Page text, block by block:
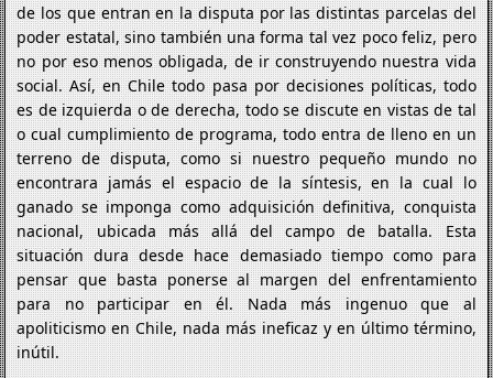
de los que entran en la disputa por las distintas parcelas del
poder estatal, sino también una forma tal vez poco feliz, pero
no por eso menos obligada, de ir construyendo nuestra vida
social. Así, en Chile todo pasa por decisiones políticas, todo
es de izquierda o de derecha, todo se discute en vistas de tal
o cual cumplimiento de programa, todo entra de lleno en un
terreno de disputa, como si nuestro pequeño mundo no
encontrara jamás el espacio de la síntesis, en la cual lo
ganado se imponga como adquisición definitiva, conquista
nacional, ubicada más allá del campo de batalla. Esta
situación dura desde hace demasiado tiempo como para
pensar que basta ponerse al margen del enfrentamiento
para no participar en él. Nada más ingenuo que al
apoliticismo en Chile, nada más ineficaz y en último término,
inútil.